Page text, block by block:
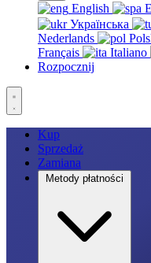
English
Українська
Nederlands
Français
Italiano
Rozpocznij
Kup
Sprzedaż
Zamiana
Metody płatności